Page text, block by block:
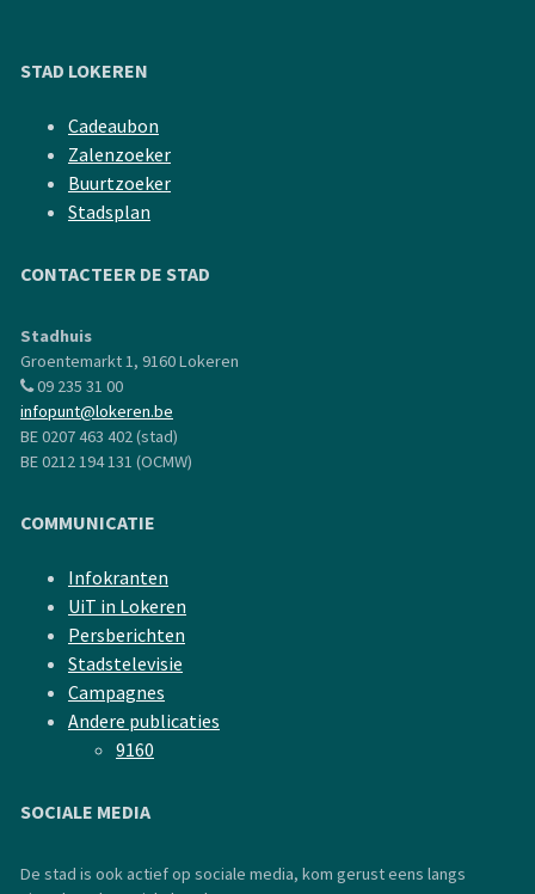
STAD LOKEREN
Cadeaubon
Zalenzoeker
Buurtzoeker
Stadsplan
CONTACTEER DE STAD
Stadhuis
Groentemarkt 1, 9160 Lokeren
09 235 31 00
infopunt@lokeren.be
BE 0207 463 402 (stad)
BE 0212 194 131 (OCMW)
COMMUNICATIE
Infokranten
UiT in Lokeren
Persberichten
Stadstelevisie
Campagnes
Andere publicaties
9160
SOCIALE MEDIA
De stad is ook actief op sociale media, kom gerust eens langs